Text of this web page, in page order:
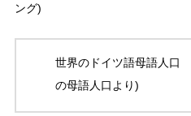
ング)
世界のドイツ語母語人
の母語人口より)